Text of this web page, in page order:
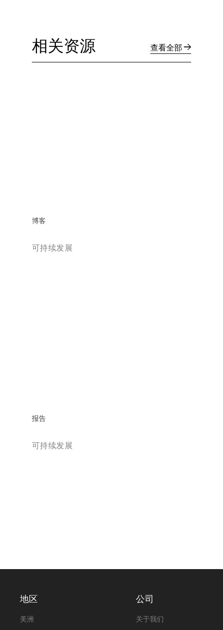
相关资源 查看全部
博客
可持续发展
报告
可持续发展
地区
美洲
公司
关于我们